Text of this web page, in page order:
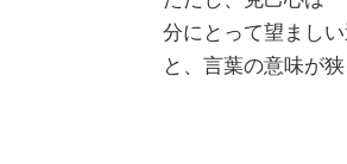
分にとって望まし
と、言葉の意味が